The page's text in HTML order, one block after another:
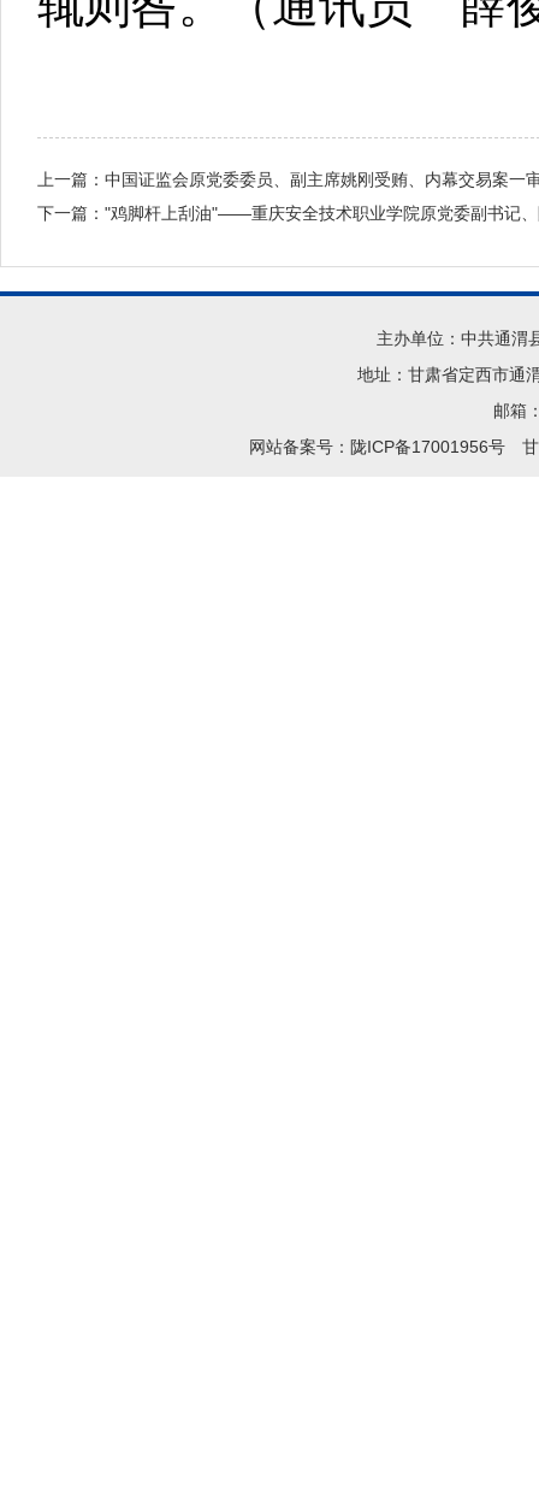
上一篇： 中国证监会原党委委员、副主席姚刚受贿、内幕交易案一
下一篇： "鸡脚杆上刮油"——重庆安全技术职业学院原党委副书记
主办单位：中共通渭
地址：甘肃省定西市通
邮箱
网站备案号：陇ICP备17001956号